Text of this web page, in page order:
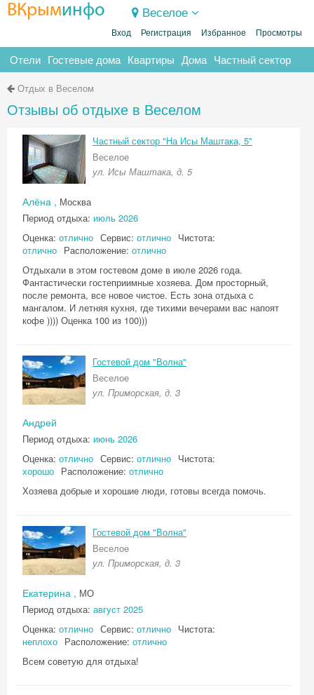
ВКрыминфо Веселое
Вход Регистрация Избранное Просмотры
Отели Гостевые дома Квартиры Дома Частный сектор
Отдых в Веселом
Отзывы об отдыхе в Веселом
Частный сектор "На Исы Маштака, 5"
Веселое
ул. Исы Маштака, д. 5
Алёна , Москва
Период отдыха: июль 2026
Оценка: отлично Сервис: отлично Чистота:
отлично Расположение: отлично
Отдыхали в этом гостевом доме в июле 2026 года.
Фантастически гостеприимные хозяева. Дом просторный,
после ремонта, все новое чистое. Есть зона отдыха с
мангалом. И летняя кухня, где тихими вечерами вас напоят
кофе )))) Оценка 100 из 100)))
Гостевой дом "Волна"
Веселое
ул. Приморская, д. 3
Андрей
Период отдыха: июнь 2026
Оценка: отлично Сервис: отлично Чистота:
хорошо Расположение: отлично
Хозяева добрые и хорошие люди, готовы всегда помочь.
Гостевой дом "Волна"
Веселое
ул. Приморская, д. 3
Екатерина , МО
Период отдыха: август 2025
Оценка: отлично Сервис: отлично Чистота:
неплохо Расположение: отлично
Всем советую для отдыха!